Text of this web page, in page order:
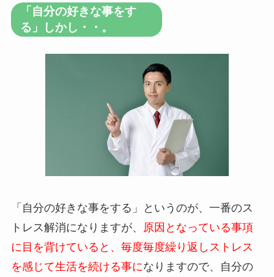
「自分の好きな事をす
る」しかし・・。
「自分の好きな事をする」というのが、一番のス
トレス解消になりますが、
原因となっている事項
に目を背けていると、毎度毎度繰り返しストレス
を感じて生活を続ける事になりますので、自分の